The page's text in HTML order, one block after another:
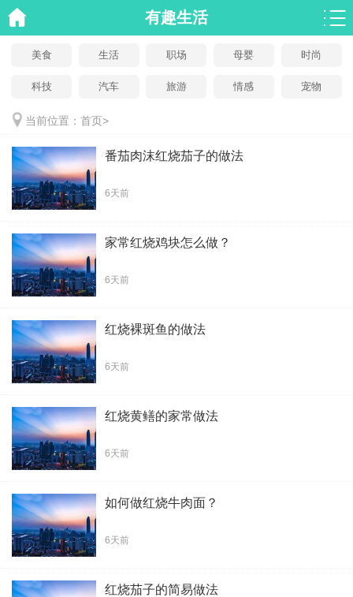
有趣生活
美食 生活 职场 母婴 时尚
科技 汽车 旅游 情感 宠物
当前位置： 首页>
番茄肉沫红烧茄子的做法
6天前
家常红烧鸡块怎么做？
6天前
红烧裸斑鱼的做法
6天前
红烧黄鳝的家常做法
6天前
如何做红烧牛肉面？
6天前
红烧茄子的简易做法